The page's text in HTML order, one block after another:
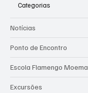
Categorias
Notícias
Ponto de Encontro
Escola Flamengo Moema
Excursões